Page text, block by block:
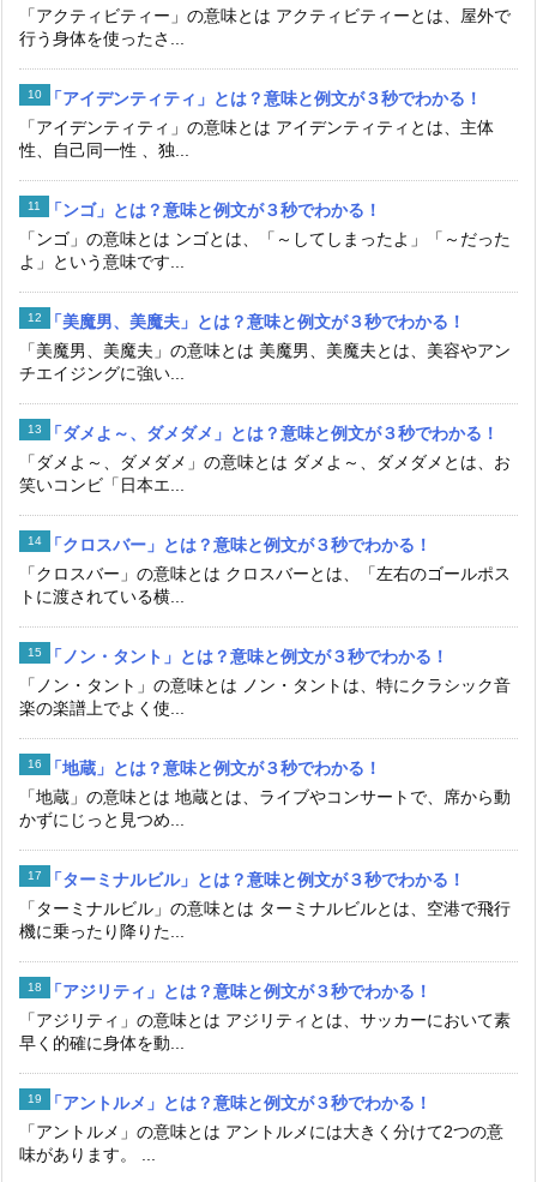
「アクティビティー」の意味とは アクティビティーとは、屋外で
行う身体を使ったさ...
「アイデンティティ」とは？意味と例文が３秒でわかる！
「アイデンティティ」の意味とは アイデンティティとは、主体
性、自己同一性 、独...
「ンゴ」とは？意味と例文が３秒でわかる！
「ンゴ」の意味とは ンゴとは、「～してしまったよ」「～だった
よ」という意味です...
「美魔男、美魔夫」とは？意味と例文が３秒でわかる！
「美魔男、美魔夫」の意味とは 美魔男、美魔夫とは、美容やアン
チエイジングに強い...
「ダメよ～、ダメダメ」とは？意味と例文が３秒でわかる！
「ダメよ～、ダメダメ」の意味とは ダメよ～、ダメダメとは、お
笑いコンビ「日本エ...
「クロスバー」とは？意味と例文が３秒でわかる！
「クロスバー」の意味とは クロスバーとは、「左右のゴールポス
トに渡されている横...
「ノン・タント」とは？意味と例文が３秒でわかる！
「ノン・タント」の意味とは ノン・タントは、特にクラシック音
楽の楽譜上でよく使...
「地蔵」とは？意味と例文が３秒でわかる！
「地蔵」の意味とは 地蔵とは、ライブやコンサートで、席から動
かずにじっと見つめ...
「ターミナルビル」とは？意味と例文が３秒でわかる！
「ターミナルビル」の意味とは ターミナルビルとは、空港で飛行
機に乗ったり降りた...
「アジリティ」とは？意味と例文が３秒でわかる！
「アジリティ」の意味とは アジリティとは、サッカーにおいて素
早く的確に身体を動...
「アントルメ」とは？意味と例文が３秒でわかる！
「アントルメ」の意味とは アントルメには大きく分けて2つの意
味があります。 ...